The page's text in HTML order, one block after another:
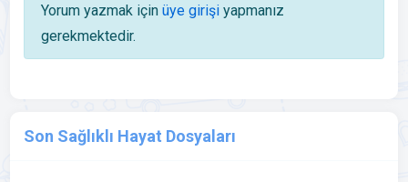
Yorum yazmak için üye girişiyapmanız
gerekmektedir.
Son Sağlıklı Hayat Dosyaları